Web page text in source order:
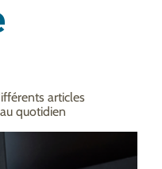
articles
quotidien